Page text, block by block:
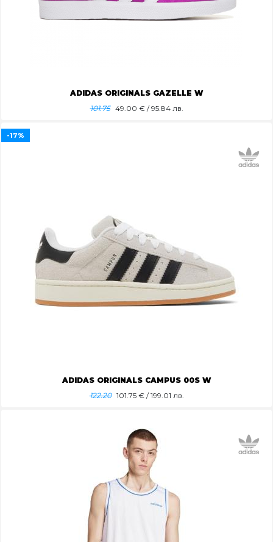
ADIDAS ORIGINALS GAZELLE W
101.75 49.00 € / 95.84 лв.
ADIDAS ORIGINALS CAMPUS 00S W
122.20 101.75€ / 199.01 лв.
-17%